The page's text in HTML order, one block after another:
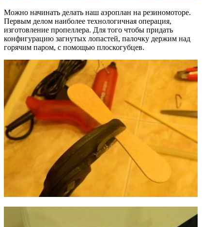
Можно начинать делать наш аэроплан на резиномоторе.
Первым делом наиболее технологичная операция,
изготовление пропеллера. Для того чтобы придать
конфигурацию загнутых лопастей, палочку держим над
горячим паром, с помощью плоскогубцев.